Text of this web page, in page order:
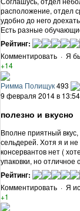
расположение, отдел
удобно до него
Есть разные
Рейтинг:
Комментировать · Я
+14
Римма Полищук493
9 февраля 2014 в 13:54
полезно и вкусно
Вполне приятный вкус,
сельдерей. Хотя я и не
консервантов нет (
упаковки, но отличное
Рейтинг:
Комментировать · Я
+1